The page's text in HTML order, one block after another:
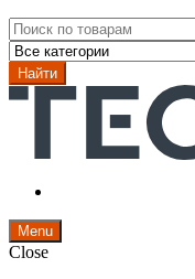
Search
for:
Найти
Menu
Close